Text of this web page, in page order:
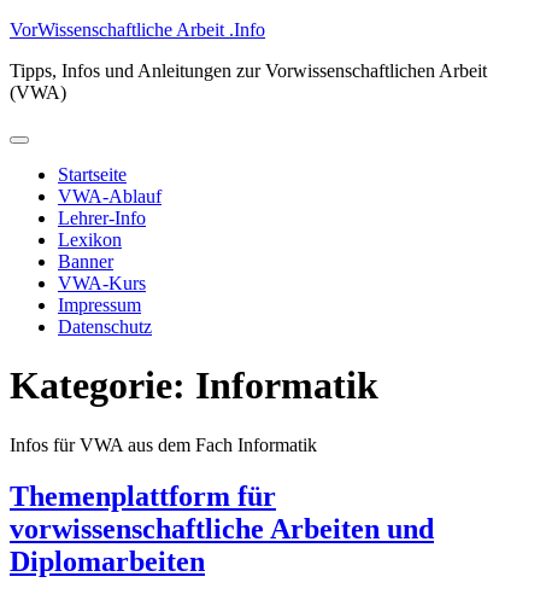
Zum
springen
VorWissenschaftliche Arbeit .Info
Tipps, Infos und Anleitungen zur Vorwissenschaftlichen Arbeit
(VWA)
Primäres
Startseite
VWA-Ablauf
Lehrer-Info
Lexikon
Banner
VWA-Kurs
Impressum
Datenschutz
Kategorie: Informatik
Infos für VWA aus dem Fach Informatik
Themenplattform für
vorwissenschaftliche Arbeiten und
Diplomarbeiten